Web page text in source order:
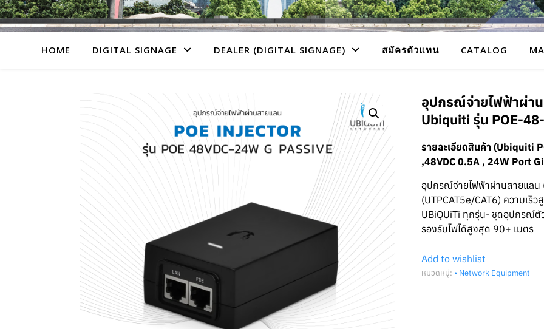
HOME DIGITAL SIGNAGE DEALER (DIGITAL SIGNAGE) สมัครตัวแทน CATALOG
อุปกรณ์จ่ายไฟฟ้าผ่า
Ubiquiti รุ่น POE-
รายละเอียดสินค้า (Ubiquiti
,48VDC 0.5A , 24W Port
อุปกรณ์จ่ายไฟฟ้าผ่านสายแลน
(UTPCAT5e/CAT6) ความเ
UBiQUiTi ทุกรุ่น- ชุดอุปกรณ์ตั
รองรับไฟได้สูงสุด 90+ เมตร
Add to wishlist
หมวดหมู่: • Network Equipment